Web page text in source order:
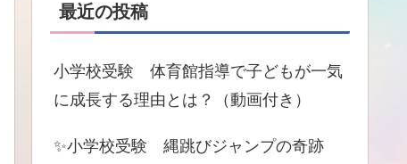
最近の投稿
小学校受験 体育館指導で子どもが一気
に成長する理由とは？（動画付き）
✨小学校受験 縄跳びジャンプの奇跡